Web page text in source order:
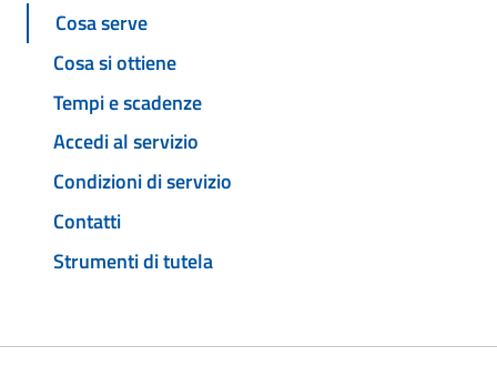
Cosa serve
Cosa si ottiene
Tempi e scadenze
Accedi al servizio
Condizioni di servizio
Contatti
Strumenti di tutela